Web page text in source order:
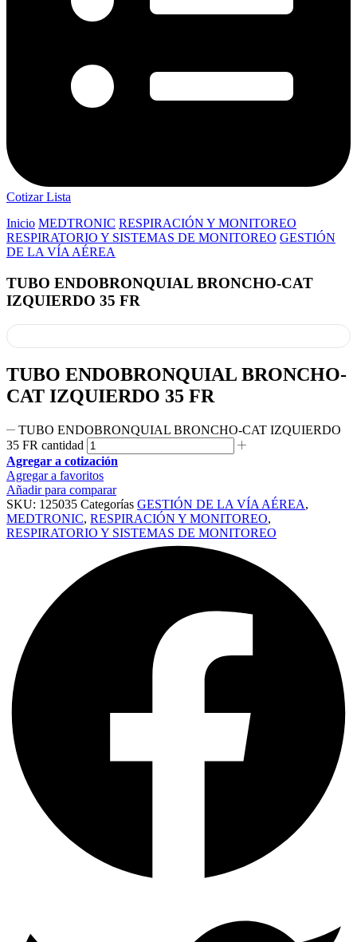
Cotizar Lista
Inicio MEDTRONIC RESPIRACIÓN Y MONITOREO
RESPIRATORIO Y SISTEMAS DE MONITOREO GESTIÓN
DE LA VÍA AÉREA
TUBO ENDOBRONQUIAL BRONCHO-CAT
IZQUIERDO 35 FR
TUBO ENDOBRONQUIAL BRONCHO-
CAT IZQUIERDO 35 FR
TUBO ENDOBRONQUIAL BRONCHO-CAT IZQUIERDO
35 FR cantidad
Agregar a cotización
Agregar a favoritos
Añadir para comparar
SKU: 125035 Categorías GESTIÓN DE LA VÍA AÉREA,
MEDTRONIC, RESPIRACIÓN Y MONITOREO,
RESPIRATORIO Y SISTEMAS DE MONITOREO